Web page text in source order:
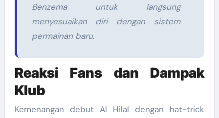
Benzema untuk langsung
menyesuaikan diri dengan sistem
permainan baru.
Reaksi Fans dan Dampak
Klub
Kemenangan debut Al Hilal dengan hat-trick